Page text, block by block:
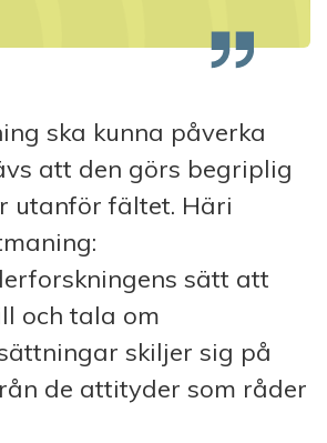
ska kunna påverka
att den görs begriplig
utanför fältet. Häri
sätt att
och tala om
skiljer sig på
de attityder som råder